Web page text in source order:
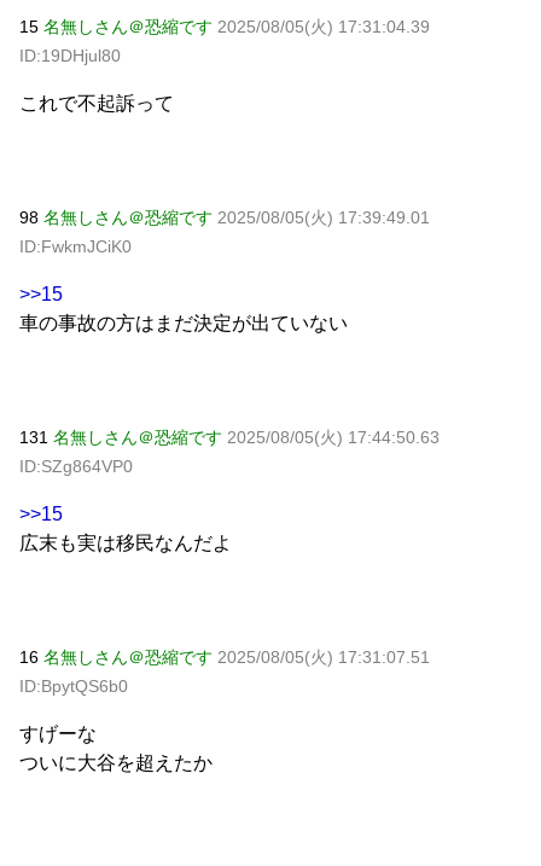
15 名無しさん＠恐縮です 2025/08/05(火) 17:31:04.39
ID:19DHjul80
これで不起訴って
98 名無しさん＠恐縮です 2025/08/05(火) 17:39:49.01
ID:FwkmJCiK0
>>15
車の事故の方はまだ決定が出ていない
131 名無しさん＠恐縮です 2025/08/05(火) 17:44:50.63
ID:SZg864VP0
>>15
広末も実は移民なんだよ
16 名無しさん＠恐縮です 2025/08/05(火) 17:31:07.51
ID:BpytQS6b0
すげーな
ついに大谷を超えたか